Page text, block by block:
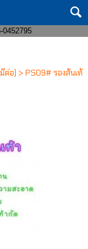
ยและหญิง งานแฟชั่น ถูก
งานราชการ ส่งของเร็ว
0452795
ต่อ) > PS09# รองส้นเท้